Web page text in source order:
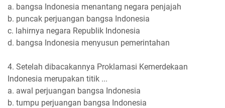
a. bangsa Indonesia menantang negara penjajah
b. puncak perjuangan bangsa Indonesia
c. lahirnya negara Republik Indonesia
d. bangsa Indonesia menyusun pemerintahan
4. Setelah dibacakannya Proklamasi Kemerdekaan
Indonesia merupakan titik ...
a. awal perjuangan bangsa Indonesia
b. tumpu perjuangan bangsa Indonesia